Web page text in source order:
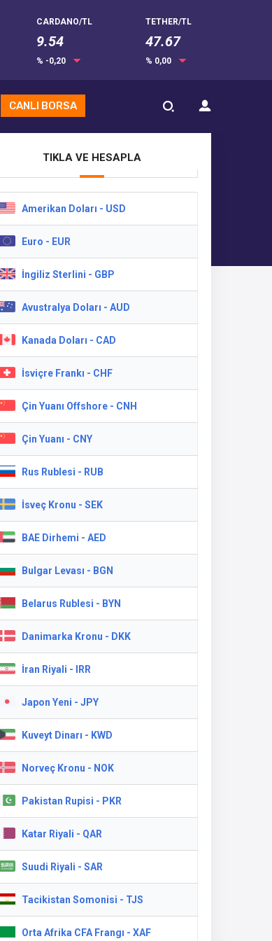
CARDANO/TL
9.54
% -0,20
TETHER/TL
47.67
% 0,00
CANLI BORSA
TIKLA VE HESAPLA
Amerikan Doları - USD
Euro - EUR
İngiliz Sterlini - GBP
Avustralya Doları - AUD
Kanada Doları - CAD
İsviçre Frankı - CHF
Çin Yuanı Offshore - CNH
Çin Yuanı - CNY
Rus Rublesi - RUB
İsveç Kronu - SEK
BAE Dirhemi - AED
Bulgar Levası - BGN
Belarus Rublesi - BYN
Danimarka Kronu - DKK
İran Riyali - IRR
Japon Yeni - JPY
Kuveyt Dinarı - KWD
Norveç Kronu - NOK
Pakistan Rupisi - PKR
Katar Riyali - QAR
Suudi Riyali - SAR
Tacikistan Somonisi - TJS
Orta Afrika CFA Frangı - XAF